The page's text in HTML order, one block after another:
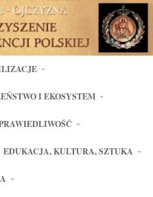
I EKOSYSTEM
EDUKACJA, KULTURA, SZTUKA